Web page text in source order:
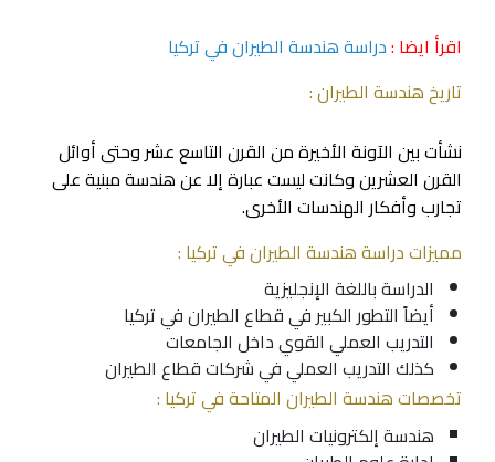
اقرأ ايضا :دراسة هندسة الطيران في تركيا
تاريخ هندسة الطيران :
نشأت بين الآونة الأخيرة من القرن التاسع عشر وحتى أوائل
القرن العشرين وكانت ليست عبارة إلا عن هندسة مبنية على
تجارب وأفكار الهندسات الأخرى.
مميزات دراسة هندسة الطيران في تركيا :
الدراسة باللغة الإنجليزية
أيضاً التطور الكبير في قطاع الطيران في تركيا
التدريب العملي القوي داخل الجامعات
كذلك التدريب العملي في شركات قطاع الطيران
تخصصات هندسة الطيران المتاحة في تركيا :
هندسة إلكترونيات الطيران